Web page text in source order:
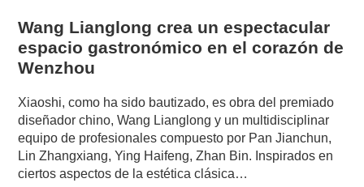
Wang Lianglong crea un espectacular
espacio gastronómico en el corazón de
Wenzhou
Xiaoshi, como ha sido bautizado, es obra del premiado
diseñador chino, Wang Lianglong y un multidisciplinar
equipo de profesionales compuesto por Pan Jianchun,
Lin Zhangxiang, Ying Haifeng, Zhan Bin. Inspirados en
ciertos aspectos de la estética clásica…